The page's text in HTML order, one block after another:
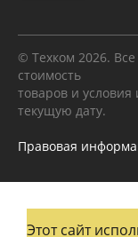
© Техком 2026.
стоимость
товаров и
текущую дату.
Правовая
Этот сайт